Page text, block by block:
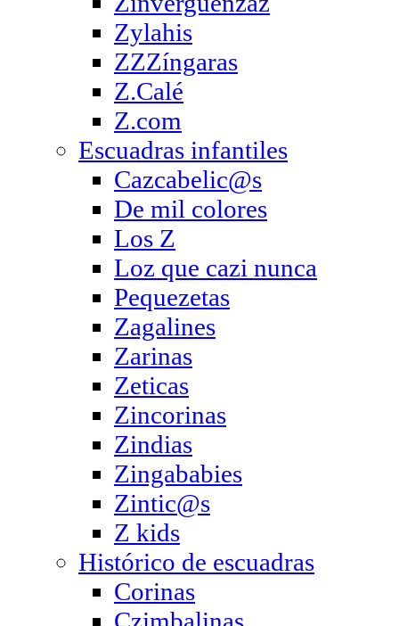
Zylahis
ZZZíngaras
Z.Calé
Z.com
Escuadras infantiles
Cazcabelic@s
De mil colores
Los Z
Loz que cazi nunca
Pequezetas
Zagalines
Zarinas
Zeticas
Zincorinas
Zindias
Zingababies
Zintic@s
Z kids
Histórico de escuadras
Corinas